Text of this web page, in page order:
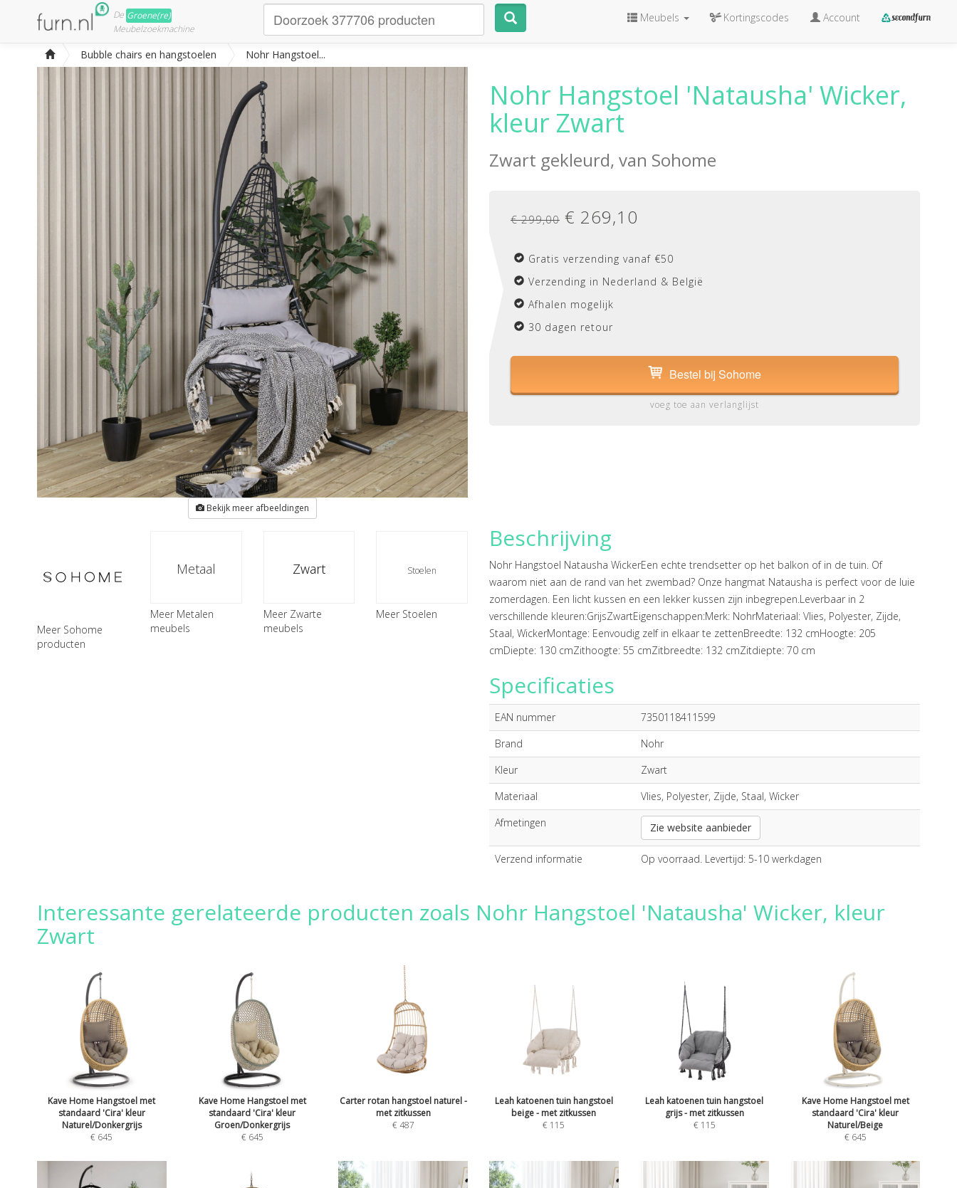
De Groene(re)
Meubelzoekmachine
Meubels Kortingscodes Account
Bubble chairs en hangstoelen Nohr Hangstoel...
Bekijk meer afbeeldingen
Nohr Hangstoel 'Natausha' Wicker,
kleur Zwart
Zwart gekleurd, van Sohome
€ 299,00 € 269,10
Gratis verzending vanaf €50
Verzending in Nederland & België
Afhalen mogelijk
30 dagen retour
Bestel bij Sohome
voeg toe aan verlanglijst
Meer Sohome
producten
Metaal
Meer Metalen
meubels
Zwart
Meer Zwarte
meubels
Stoelen
Meer Stoelen
Beschrijving
Nohr Hangstoel Natausha WickerEen echte trendsetter op het balkon of in de tuin. Of
waarom niet aan de rand van het zwembad? Onze hangmat Natausha is perfect voor de luie
zomerdagen. Een licht kussen en een lekker kussen zijn inbegrepen.Leverbaar in 2
verschillende kleuren:GrijsZwartEigenschappen:Merk: NohrMateriaal: Vlies, Polyester, Zijde,
Staal, WickerMontage: Eenvoudig zelf in elkaar te zettenBreedte: 132 cmHoogte: 205
cmDiepte: 130 cmZithoogte: 55 cmZitbreedte: 132 cmZitdiepte: 70 cm
Specificaties
EAN nummer
7350118411599
Brand
Nohr
Kleur
Zwart
Materiaal
Vlies, Polyester, Zijde, Staal, Wicker
Afmetingen
Zie website aanbieder
Verzend informatie Op voorraad. Levertijd: 5-10 werkdagen
Interessante gerelateerde producten zoals Nohr Hangstoel 'Natausha' Wicker, kleur
Zwart
Kave Home Hangstoel met
standaard 'Cira' kleur
Naturel/Donkergrijs
€ 645
Kave Home Hangstoel met
standaard 'Cira' kleur
Groen/Donkergrijs
€ 645
Carter rotan hangstoel naturel -
met zitkussen
€ 487
Leah katoenen tuin hangstoel
beige - met zitkussen
€ 115
Leah katoenen tuin hangstoel
grijs - met zitkussen
€ 115
Kave Home Hangstoel met
standaard 'Cira' kleur
Naturel/Beige
€ 645